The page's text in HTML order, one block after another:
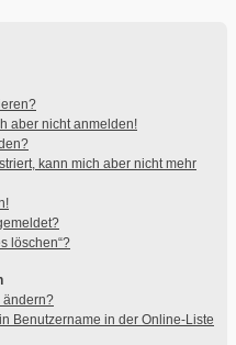
aber nicht anmelden!
kann mich aber nicht mehr
löschen“?
ändern?
Benutzername in der Online-Liste